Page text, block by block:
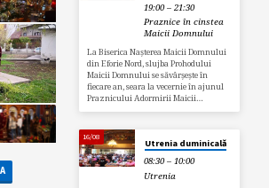
19:00 – 21:30
Praznice în cinstea
Maicii Domnului
La Biserica Nașterea Maicii Domnului
din Eforie Nord, slujba Prohodului
Maicii Domnului se săvârșește în
fiecare an, seara la vecernie în ajunul
Praznicului Adormirii Maicii…
16/08
Utrenia duminicală
08:30 – 10:00
Utrenia